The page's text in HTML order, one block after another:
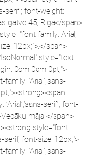
serif’; font-weight:
gatvē 45, Rīgā</span>
family: Arial,
12px;">.</span>
style="text-
0cm 0cm 0pt;">
‘Arial’,’sans-
serif’; font-
māja </span>
style="font-
serif; font-size: 12px;">
‘Arial’,’sans-